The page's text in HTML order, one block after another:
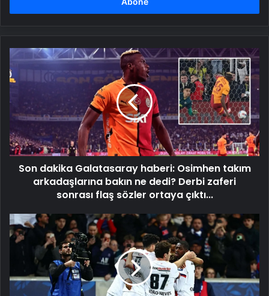
Son
dakika
Galatasaray
Osimhen
takım
arkadaşlarına
bakın
ne
dedi?
flaş
sözler
ortaya
çıktı...
Son dakika Galatasaray haberi: Osimhen takım
arkadaşlarına bakın ne dedi? Derbi zaferi
sonrası flaş sözler ortaya çıktı...
Ligue
1'de
PSG
şampiyonluk
vakti!